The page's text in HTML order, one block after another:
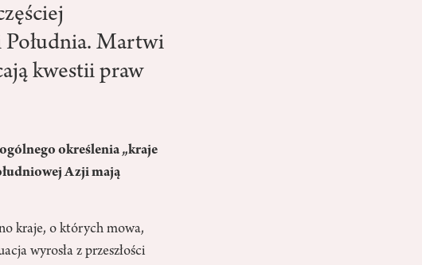
Południa. Martwi
kwestii praw
określenia „kraje
Azji mają
kraje, o których mowa,
wyrosła z przeszłości